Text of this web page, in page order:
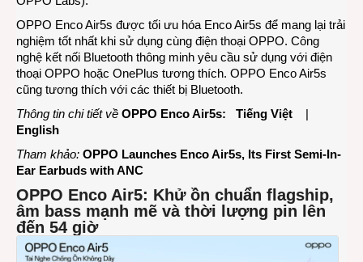
OPPO Enco Air5s được tối ưu hóa Enco Air5s để mang lại trải
nghiệm tốt nhất khi sử dụng cùng điện thoại OPPO. Công
nghệ kết nối Bluetooth thông minh yêu cầu sử dụng với điện
thoại OPPO hoặc OnePlus tương thích. OPPO Enco Air5s
cũng tương thích với các thiết bị Bluetooth.
Thông tin chi tiết về OPPO Enco Air5s: Tiếng Việt
|
English
Tham khảo: OPPO Launches Enco Air5s, Its First Semi-In-
Ear Earbuds with ANC
OPPO Enco Air5: Khử ồn chuẩn flagship,
âm bass mạnh mẽ và thời lượng pin lên
đến 54 giờ